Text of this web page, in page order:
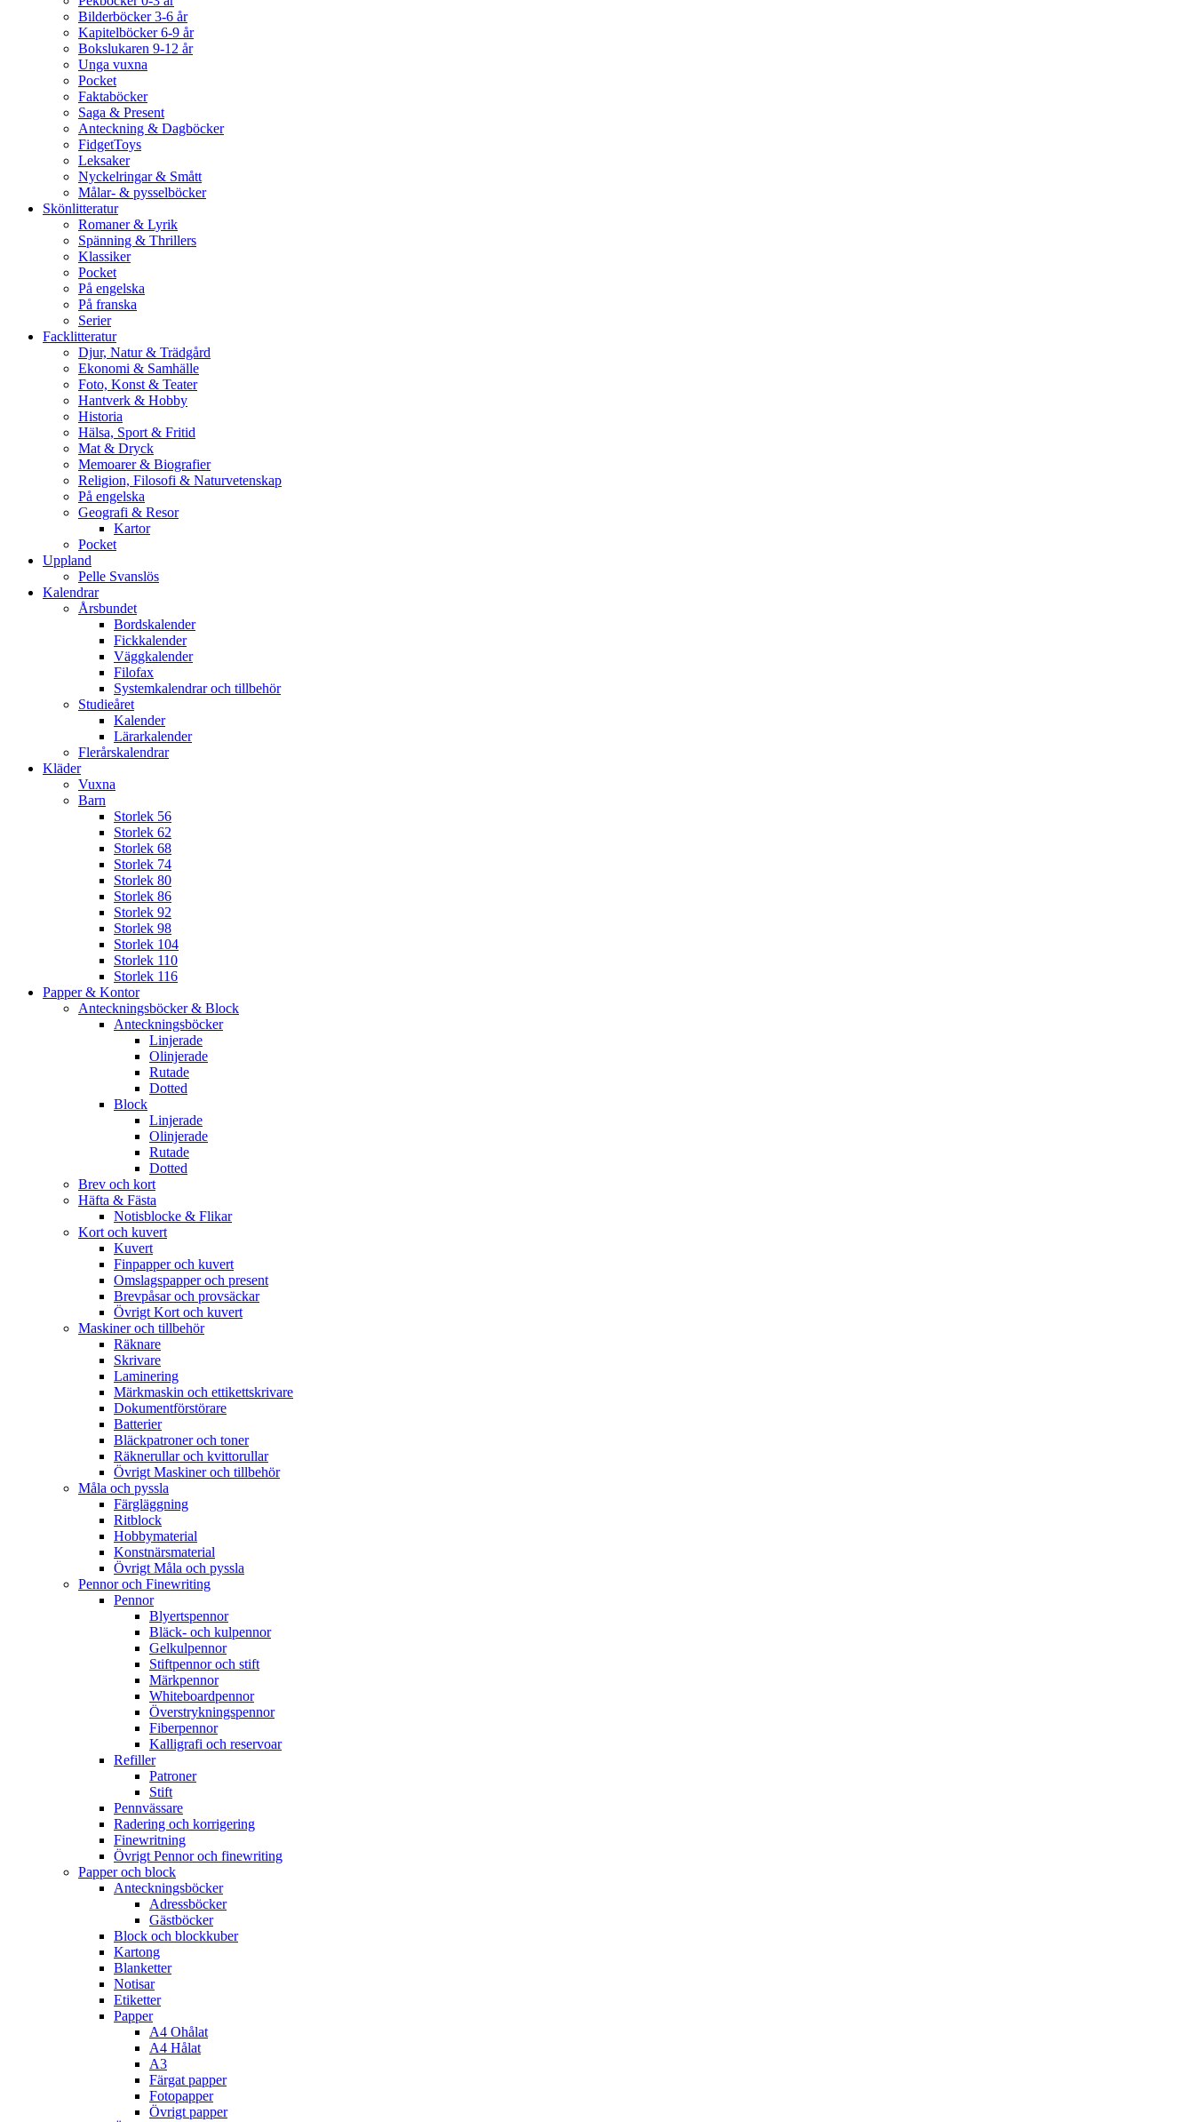
Bilderböcker 3-6 år
Kapitelböcker 6-9 år
Bokslukaren 9-12 år
Unga vuxna
Pocket
Faktaböcker
Saga & Present
Anteckning & Dagböcker
FidgetToys
Leksaker
Nyckelringar & Smått
Målar- & pysselböcker
Skönlitteratur
Romaner & Lyrik
Spänning & Thrillers
Klassiker
Pocket
På engelska
På franska
Serier
Facklitteratur
Djur, Natur & Trädgård
Ekonomi & Samhälle
Foto, Konst & Teater
Hantverk & Hobby
Historia
Hälsa, Sport & Fritid
Mat & Dryck
Memoarer & Biografier
Religion, Filosofi & Naturvetenskap
På engelska
Geografi & Resor
Kartor
Pocket
Uppland
Pelle Svanslös
Kalendrar
Årsbundet
Bordskalender
Fickkalender
Väggkalender
Filofax
Systemkalendrar och tillbehör
Studieåret
Kalender
Lärarkalender
Flerårskalendrar
Kläder
Vuxna
Barn
Storlek 56
Storlek 62
Storlek 68
Storlek 74
Storlek 80
Storlek 86
Storlek 92
Storlek 98
Storlek 104
Storlek 110
Storlek 116
Papper & Kontor
Anteckningsböcker & Block
Anteckningsböcker
Linjerade
Olinjerade
Rutade
Dotted
Block
Linjerade
Olinjerade
Rutade
Dotted
Brev och kort
Häfta & Fästa
Notisblocke & Flikar
Kort och kuvert
Kuvert
Finpapper och kuvert
Omslagspapper och present
Brevpåsar och provsäckar
Övrigt Kort och kuvert
Maskiner och tillbehör
Räknare
Skrivare
Laminering
Märkmaskin och ettikettskrivare
Dokumentförstörare
Batterier
Bläckpatroner och toner
Räknerullar och kvittorullar
Övrigt Maskiner och tillbehör
Måla och pyssla
Färgläggning
Ritblock
Hobbymaterial
Konstnärsmaterial
Övrigt Måla och pyssla
Pennor och Finewriting
Pennor
Blyertspennor
Bläck- och kulpennor
Gelkulpennor
Stiftpennor och stift
Märkpennor
Whiteboardpennor
Överstrykningspennor
Fiberpennor
Kalligrafi och reservoar
Refiller
Patroner
Stift
Pennvässare
Radering och korrigering
Finewritning
Övrigt Pennor och finewriting
Papper och block
Anteckningsböcker
Adressböcker
Gästböcker
Block och blockkuber
Kartong
Blanketter
Notisar
Etiketter
Papper
A4 Ohålat
A4 Hålat
A3
Färgat papper
Fotopapper
Övrigt papper